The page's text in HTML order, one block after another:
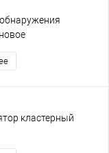
кластерный